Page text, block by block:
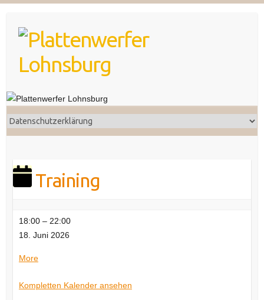
content
Training
Training
18:00 – 22:00
18. Juni 2026
Moreabout
Kompletten Kalender ansehen